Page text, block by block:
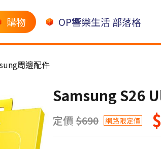
購物 OP響樂生活 部落格
周邊配件
Samsung S26
定價 $690 網路限定價